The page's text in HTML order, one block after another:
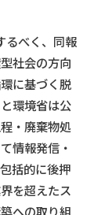
るべく、同報
社会の方向
に基づく脱
環境省は公
・廃棄物処
情報発信・
括的に後押
を超えたス